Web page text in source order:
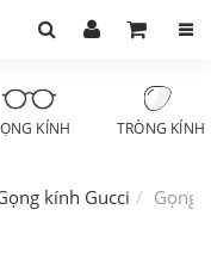
KÍNH TRÒNG KÍNH
kính Gucci Gọng